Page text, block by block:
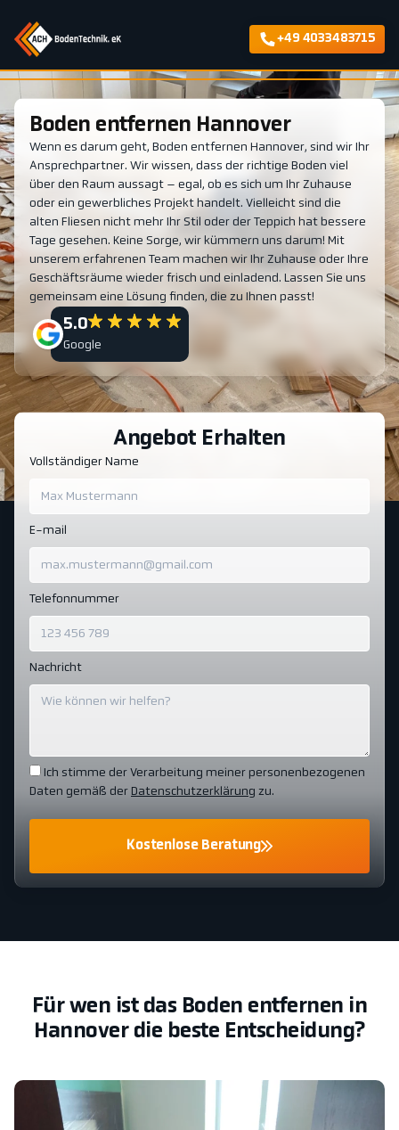
+49 4033483715
Boden entfernen Hannover
Wenn es darum geht, Boden entfernen Hannover, sind wir Ihr
Ansprechpartner. Wir wissen, dass der richtige Boden viel
über den Raum aussagt – egal, ob es sich um Ihr Zuhause
oder ein gewerbliches Projekt handelt. Vielleicht sind die
alten Fliesen nicht mehr Ihr Stil oder der Teppich hat bessere
Tage gesehen. Keine Sorge, wir kümmern uns darum! Mit
unserem erfahrenen Team machen wir Ihr Zuhause oder Ihre
Geschäftsräume wieder frisch und einladend. Lassen Sie uns
gemeinsam eine Lösung finden, die zu Ihnen passt!
5.0
Google
Angebot Erhalten
Vollständiger Name
E-mail
Telefonnummer
Nachricht
Ich stimme der Verarbeitung meiner personenbezogenen
Daten gemäß der Datenschutzerklärung zu.
Kostenlose Beratung
Für wen ist das Boden entfernen in
Hannover die beste Entscheidung?